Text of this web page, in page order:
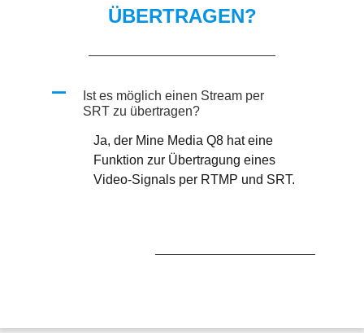
ÜBERTRAGEN?
A
Ist es möglich einen Stream per
SRT zu übertragen?
Ja, der Mine Media Q8 hat eine
Funktion zur Übertragung eines
Video-Signals per RTMP und SRT.